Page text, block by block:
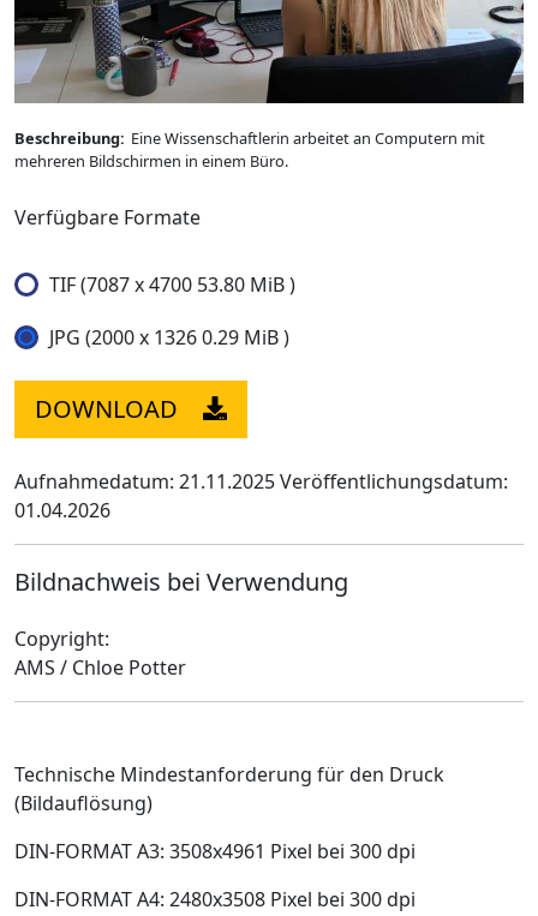
Beschreibung: Eine Wissenschaftlerin arbeitet an Computern mit
mehreren Bildschirmen in einem Büro.
Verfügbare Formate
TIF (7087 x 4700 53.80 MiB )
JPG (2000 x 1326 0.29 MiB )
DOWNLOAD
Aufnahmedatum: 21.11.2025Veröffentlichungsdatum:
01.04.2026
Bildnachweis bei Verwendung
Copyright:
AMS / Chloe Potter
Technische Mindestanforderung für den Druck
(Bildauflösung)
DIN-FORMAT A3: 3508x4961 Pixel bei 300 dpi
DIN-FORMAT A4: 2480x3508 Pixel bei 300 dpi